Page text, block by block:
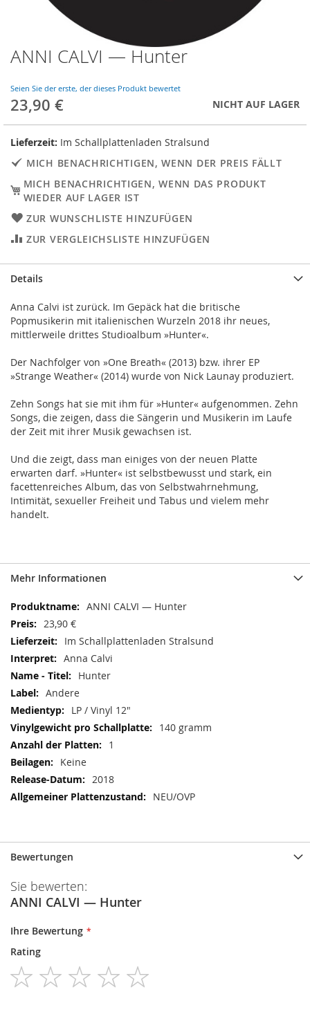
Skip
to
beginning
of
the
images
gallery
ANNI CALVI — Hunter
Seien Sie der erste, der dieses Produkt bewertet
23,90 € NICHT AUF LAGER
Lieferzeit: Im Schallplattenladen Stralsund
MICH BENACHRICHTIGEN, WENN DER PREIS FÄLLT
MICH BENACHRICHTIGEN, WENN DAS PRODUKT
WIEDER AUF LAGER IST
ZUR WUNSCHLISTE HINZUFÜGEN
ZUR VERGLEICHSLISTE HINZUFÜGEN
Details
Anna Calvi ist zurück. Im Gepäck hat die britische
Popmusikerin mit italienischen Wurzeln 2018 ihr neues,
mittlerweile drittes Studioalbum »Hunter«.
Der Nachfolger von »One Breath« (2013) bzw. ihrer EP
»Strange Weather« (2014) wurde von Nick Launay produziert.
Zehn Songs hat sie mit ihm für »Hunter« aufgenommen. Zehn
Songs, die zeigen, dass die Sängerin und Musikerin im Laufe
der Zeit mit ihrer Musik gewachsen ist.
Und die zeigt, dass man einiges von der neuen Platte
erwarten darf. »Hunter« ist selbstbewusst und stark, ein
facettenreiches Album, das von Selbstwahrnehmung,
Intimität, sexueller Freiheit und Tabus und vielem mehr
handelt.
Mehr Informationen
Mehr
Informationen
ANNI CALVI — Hunter
23,90 €
Im Schallplattenladen Stralsund
Anna Calvi
Hunter
Andere
LP / Vinyl 12"
140 gramm
1
Keine
2018
NEU/OVP
Bewertungen
Sie bewerten:
ANNI CALVI — Hunter
Ihre Bewertung
Rating
1
star
2
stars
3
stars
4
stars